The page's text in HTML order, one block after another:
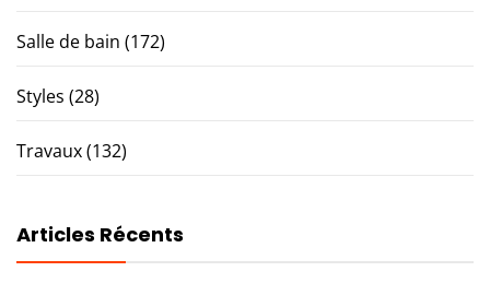
Salle de bain (172)
Styles (28)
Travaux(132)
Articles Récents